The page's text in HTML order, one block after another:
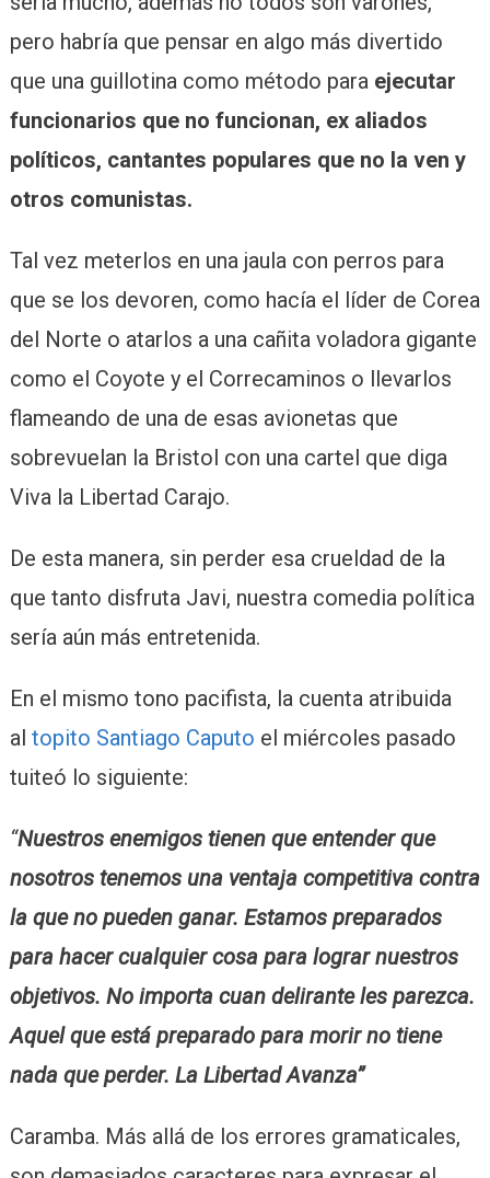
pero habría que pensar en algo más divertido
que una guillotina como método paraejecutar
funcionarios que no funcionan, ex aliados
políticos, cantantes populares que no la ven y
otros comunistas.
Tal vez meterlos en una jaula con perros para
que se los devoren, como hacía el líder de Corea
del Norte o atarlos a una cañita voladora gigante
como el Coyote y el Correcaminos o llevarlos
flameando de una de esas avionetas que
sobrevuelan la Bristol con una cartel que diga
Viva la Libertad Carajo.
De esta manera, sin perder esa crueldad de la
que tanto disfruta Javi, nuestra comedia política
sería aún más entretenida.
En el mismo tono pacifista, la cuenta atribuida
al topito Santiago Caputo el miércoles pasado
tuiteó lo siguiente:
“Nuestros enemigos tienen que entender que
nosotros tenemos una ventaja competitiva contra
la que no pueden ganar. Estamos preparados
para hacer cualquier cosa para lograr nuestros
objetivos. No importa cuan delirante les parezca.
Aquel que está preparado para morir no tiene
nada que perder. La Libertad Avanza”
Caramba. Más allá de los errores gramaticales,